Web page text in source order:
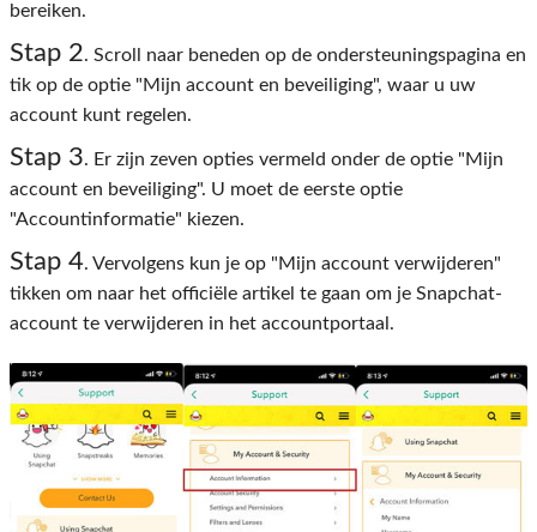
bereiken.
Stap 2. Scroll naar beneden op de ondersteuningspagina en
tik op de optie "Mijn account en beveiliging", waar u uw
account kunt regelen.
Stap 3. Er zijn zeven opties vermeld onder de optie "Mijn
account en beveiliging". U moet de eerste optie
"Accountinformatie" kiezen.
Stap 4. Vervolgens kun je op "Mijn account verwijderen"
tikken om naar het officiële artikel te gaan om je Snapchat-
account te verwijderen in het accountportaal.